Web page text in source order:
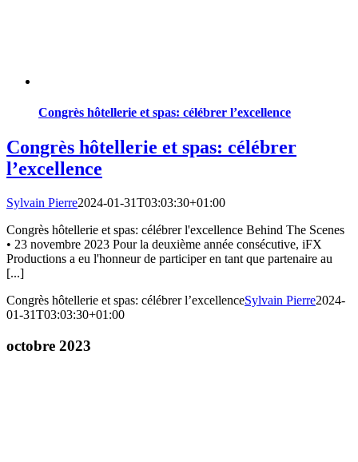
Congrès hôtellerie et spas: célébrer l’excellence
Congrès hôtellerie et spas: célébrer
l’excellence
Sylvain Pierre2024-01-31T03:03:30+01:00
Congrès hôtellerie et spas: célébrer l'excellence Behind The Scenes
• 23 novembre 2023 Pour la deuxième année consécutive, iFX
Productions a eu l'honneur de participer en tant que partenaire au
[...]
Congrès hôtellerie et spas: célébrer l’excellenceSylvain Pierre2024-
01-31T03:03:30+01:00
octobre 2023